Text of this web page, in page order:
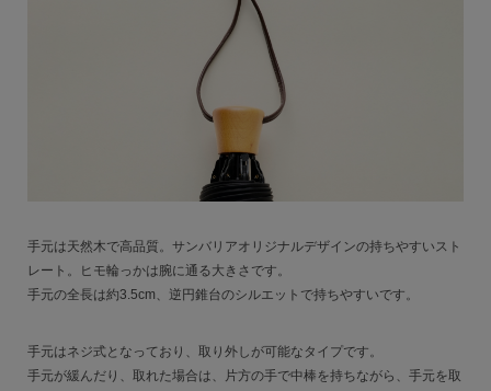
手元は天然木で高品質。サンバリアオリジナルデザインの持ちやすいスト
レート。ヒモ輪っかは腕に通る大きさです。
手元の全長は約3.5cm、逆円錐台のシルエットで持ちやすいです。
手元はネジ式となっており、取り外しが可能なタイプです。
手元が緩んだり、取れた場合は、片方の手で中棒を持ちながら、手元を取